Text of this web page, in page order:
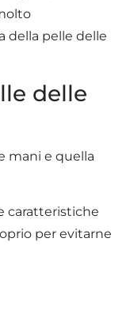
della pelle delle
delle
mani e quella
caratteristiche
per evitarne